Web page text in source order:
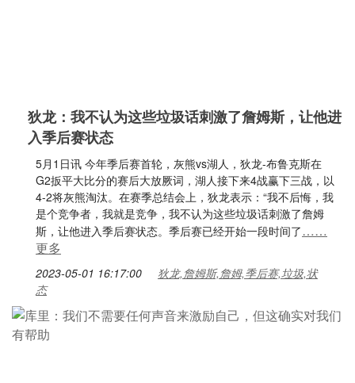
狄龙：我不认为这些垃圾话刺激了詹姆斯，让他进
入季后赛状态
5月1日讯 今年季后赛首轮，灰熊vs湖人，狄龙-布鲁克斯在
G2扳平大比分的赛后大放厥词，湖人接下来4战赢下三战，以
4-2将灰熊淘汰。在赛季总结会上，狄龙表示：“我不后悔，我
是个竞争者，我就是竞争，我不认为这些垃圾话刺激了詹姆
斯，让他进入季后赛状态。季后赛已经开始一段时间了……
更多
2023-05-01 16:17:00
狄龙,詹姆斯,詹姆,季后赛,垃圾,状
态